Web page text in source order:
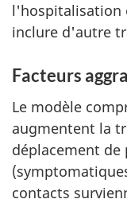
l'hospitalisation
inclure d'autre
Facteurs
Le modèle
augmentent la
déplacement de
contacts